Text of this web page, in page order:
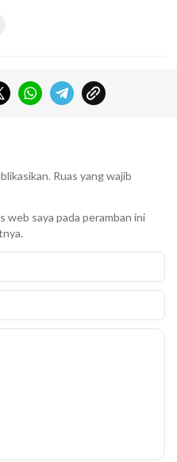
Ruas yang wajib
web saya pada peramban ini